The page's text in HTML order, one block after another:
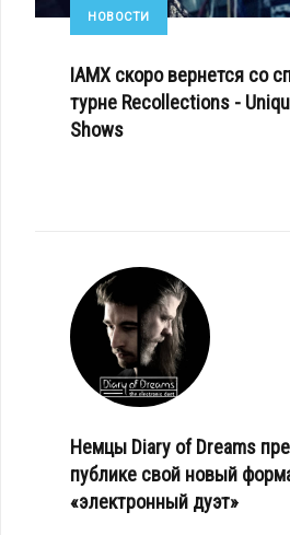
НОВОСТИ
IAMX скоро вернется со
турне Recollections -
Shows
Немцы Diary of Dreams
публике свой новый
«электронный дуэт»